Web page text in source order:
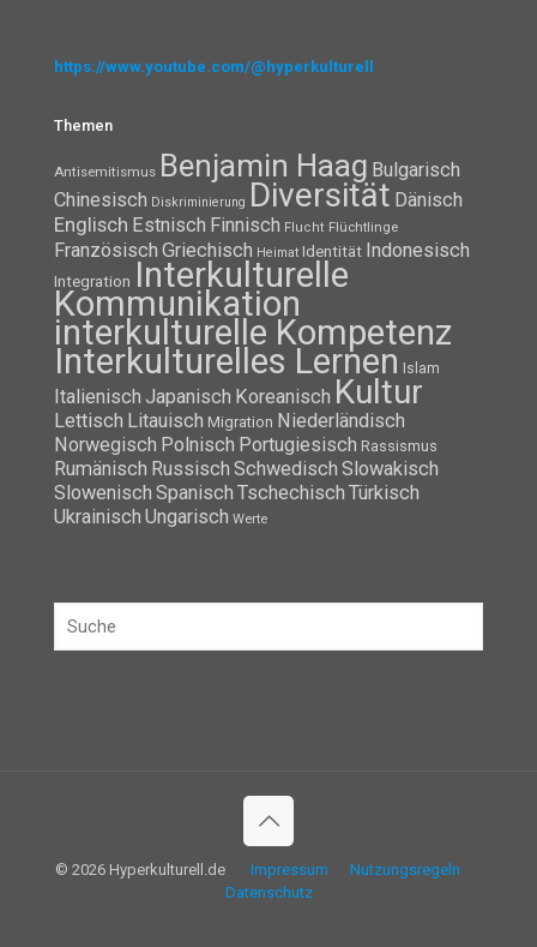
https://www.youtube.com/@hyperkulturell
Themen
Antisemitismus Benjamin Haag Bulgarisch
Chinesisch Diskriminierung Diversität Dänisch
Englisch Estnisch Finnisch Flucht Flüchtlinge
Französisch Griechisch Heimat Identität Indonesisch
Integration Interkulturelle
Kommunikation
interkulturelle Kompetenz
Interkulturelles Lernen Islam
Italienisch Japanisch Koreanisch Kultur
Lettisch Litauisch Migration Niederländisch
Norwegisch Polnisch Portugiesisch Rassismus
Rumänisch Russisch Schwedisch Slowakisch
Slowenisch Spanisch Tschechisch Türkisch
Ukrainisch Ungarisch Werte
© 2026 Hyperkulturell.de Impressum
Nutzungsregeln
Datenschutz